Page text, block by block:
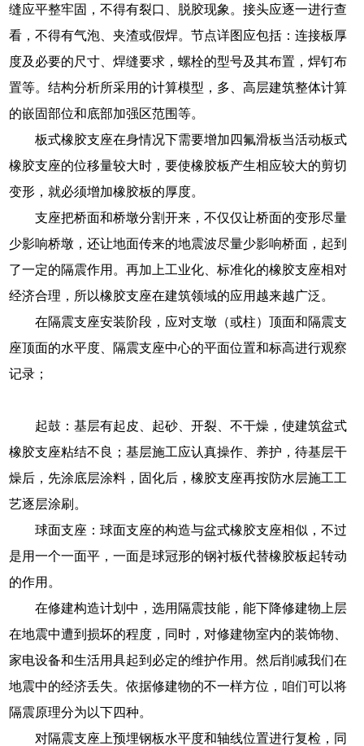
缝应平整牢固，不得有裂口、脱胶现象。接头应逐一进行查
看，不得有气泡、夹渣或假焊。节点详图应包括：连接板厚
度及必要的尺寸、焊缝要求，螺栓的型号及其布置，焊钉布
置等。结构分析所采用的计算模型，多、高层建筑整体计算
的嵌固部位和底部加强区范围等。
板式橡胶支座在身情况下需要增加四氟滑板当活动板式
橡胶支座的位移量较大时，要使橡胶板产生相应较大的剪切
变形，就必须增加橡胶板的厚度。
支座把桥面和桥墩分割开来，不仅仅让桥面的变形尽量
少影响桥墩，还让地面传来的地震波尽量少影响桥面，起到
了一定的隔震作用。再加上工业化、标准化的橡胶支座相对
经济合理，所以橡胶支座在建筑领域的应用越来越广泛。
在隔震支座安装阶段，应对支墩（或柱）顶面和隔震支
座顶面的水平度、隔震支座中心的平面位置和标高进行观察
记录；
起鼓：基层有起皮、起砂、开裂、不干燥，使建筑盆式
橡胶支座粘结不良；基层施工应认真操作、养护，待基层干
燥后，先涂底层涂料，固化后，橡胶支座再按防水层施工工
艺逐层涂刷。
球面支座：球面支座的构造与盆式橡胶支座相似，不过
是用一个一面平，一面是球冠形的钢衬板代替橡胶板起转动
的作用。
在修建构造计划中，选用隔震技能，能下降修建物上层
在地震中遭到损坏的程度，同时，对修建物室内的装饰物、
家电设备和生活用具起到必定的维护作用。然后削减我们在
地震中的经济丢失。依据修建物的不一样方位，咱们可以将
隔震原理分为以下四种。
对隔震支座上预埋钢板水平度和轴线位置进行复检，同